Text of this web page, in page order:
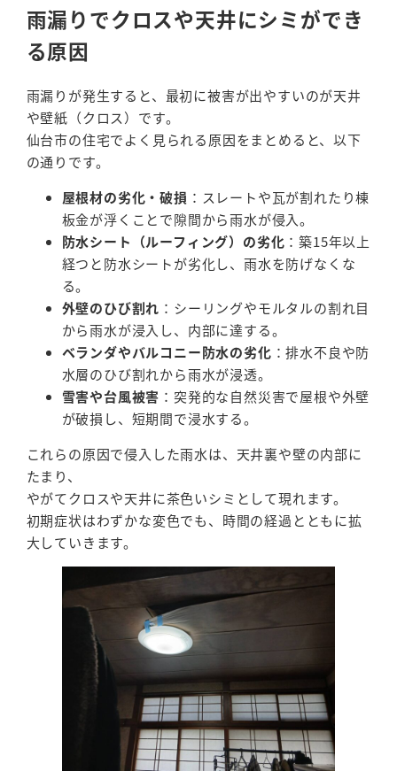
雨漏りでクロスや天井にシミができ
る原因
雨漏りが発生すると、最初に被害が出やすいのが天井
や壁紙（クロス）です。
仙台市の住宅でよく見られる原因をまとめると、以下
の通りです。
屋根材の劣化・破損 ：スレートや瓦が割れたり棟
板金が浮くことで隙間から雨水が侵入。
防水シート（ルーフィング）の劣化 ：築15年以上
経つと防水シートが劣化し、雨水を防げなくな
る。
外壁のひび割れ ：シーリングやモルタルの割れ目
から雨水が浸入し、内部に達する。
ベランダやバルコニー防水の劣化 ：排水不良や防
水層のひび割れから雨水が浸透。
雪害や台風被害 ：突発的な自然災害で屋根や外壁
が破損し、短期間で浸水する。
これらの原因で侵入した雨水は、天井裏や壁の内部に
たまり、
やがてクロスや天井に茶色いシミとして現れます。
初期症状はわずかな変色でも、時間の経過とともに拡
大していきます。